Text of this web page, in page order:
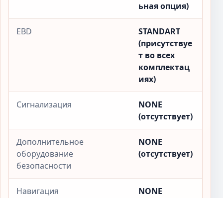
ьная опция)
EBD
STANDART
(присутствуе
т во всех
комплектац
иях)
Сигнализация
NONE
(отсутствует)
Дополнительное
оборудование
безопасности
NONE
(отсутствует)
Навигация
NONE